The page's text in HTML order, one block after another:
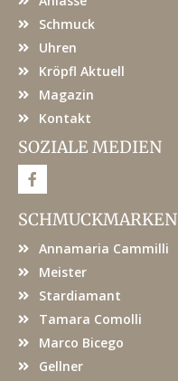
Schmuck
Uhren
Kröpfl Aktuell
Magazin
Kontakt
SOZIALE MEDIEN
F
a
e
b
o
SCHMUCKMARKEN
Annamaria Cammilli
Meister
Stardiamant
Tamara Comolli
Marco Bicego
Gellner